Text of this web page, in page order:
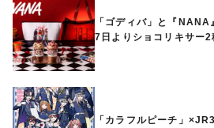
「ゴディバ」と『
7日よりショコリキサー
「カラフルピーチ」